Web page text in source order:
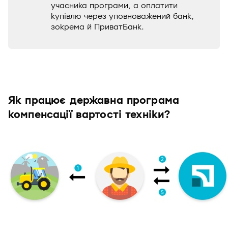
учасника програми, а оплатити
купівлю через уповноважений банк,
зокрема й ПриватБанк.
Як працює державна програма
компенсації вартості техніки?